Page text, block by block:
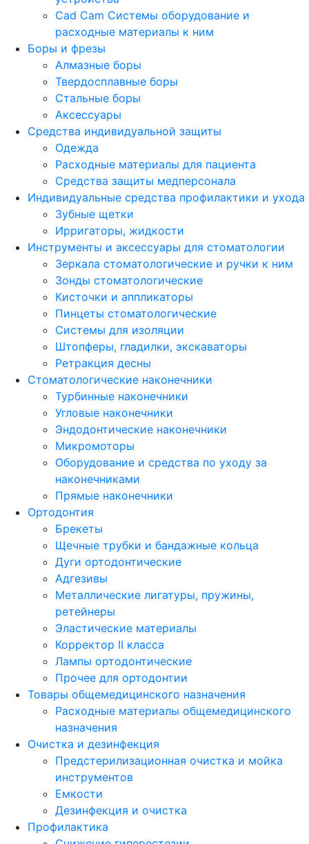
Cad Cam Системы оборудование и
расходные материалы к ним
Боры и фрезы
Алмазные боры
Твердосплавные боры
Стальные боры
Аксессуары
Средства индивидуальной защиты
Одежда
Расходные материалы для пациента
Средства защиты медперсонала
Индивидуальные средства профилактики и ухода
Зубные щетки
Ирригаторы, жидкости
Инструменты и аксессуары для стоматологии
Зеркала стоматологические и ручки к ним
Зонды стоматологические
Кисточки и аппликаторы
Пинцеты стоматологические
Системы для изоляции
Штопферы, гладилки, экскаваторы
Ретракция десны
Стоматологические наконечники
Турбинные наконечники
Угловые наконечники
Эндодонтические наконечники
Микромоторы
Оборудование и средства по уходу за
наконечниками
Прямые наконечники
Ортодонтия
Брекеты
Щечные трубки и бандажные кольца
Дуги ортодонтические
Адгезивы
Металлические лигатуры, пружины,
ретейнеры
Эластические материалы
Корректор II класса
Лампы ортодонтические
Прочее для ортодонтии
Товары общемедицинского назначения
Расходные материалы общемедицинского
назначения
Очистка и дезинфекция
Предстерилизационная очистка и мойка
инструментов
Емкости
Дезинфекция и очистка
Профилактика